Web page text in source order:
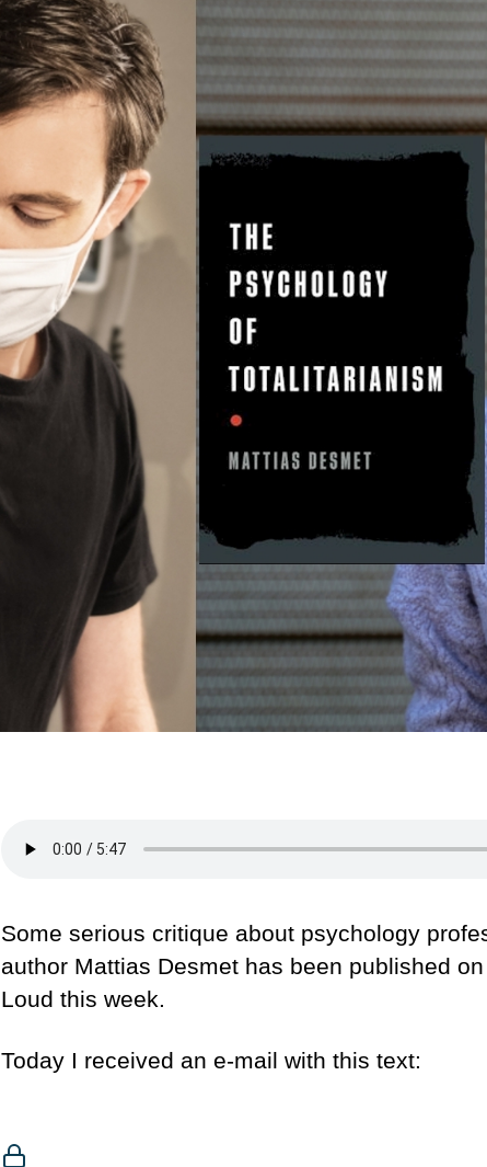
Some serious critique about psychology
author Mattias Desmet has been published
Loud this week.
Today I received an e-mail with this text: